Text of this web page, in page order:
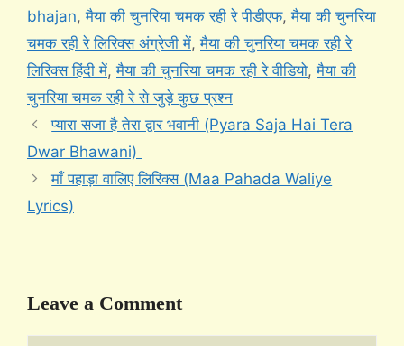
bhajan,मैया की चुनरिया चमक रही रे पीडीएफ,मैया की चुनरिया
चमक रही रे लिरिक्स अंग्रेजी में,मैया की चुनरिया चमक रही रे
लिरिक्स हिंदी में,मैया की चुनरिया चमक रही रे वीडियो,मैया की
चुनरिया चमक रही रे से जुड़े कुछ प्रश्न
प्यारा सजा है तेरा द्वार भवानी (Pyara Saja Hai Tera
Dwar Bhawani)
माँ पहाड़ा वालिए लिरिक्स (Maa Pahada Waliye
Lyrics)
Leave a Comment